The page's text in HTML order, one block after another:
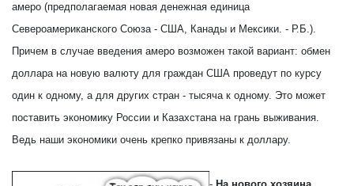
амеро (предполагаемая новая денежная единица
Североамериканского Cоюза - США, Канады и Мексики. - Р.Б.).
Причем в случае введения амеро возможен такой вариант: обмен
доллара на новую валюту для граждан США проведут по курсу
один к одному, а для других стран - тысяча к одному. Это может
поставить экономику России и Казахстана на грань выживания.
Ведь наши экономики очень крепко привязаны к доллару.